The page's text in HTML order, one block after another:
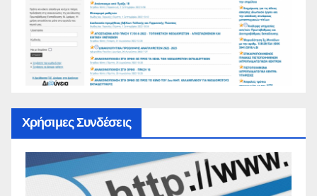
Χρήσιμες Συνδέσεις